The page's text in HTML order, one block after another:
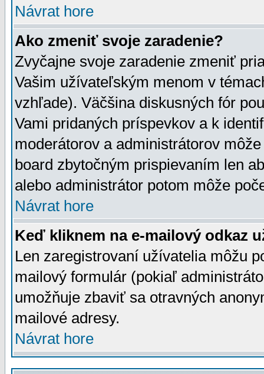
Návrat hore
Ako zmeniť svoje zaradenie?
Zvyčajne svoje zaradenie zmeniť
Vašim užívateľským menom v
vzhľade). Väčšina diskusných fór
Vami pridaných príspevkov a k
moderátorov a administrátorov
board zbytočným prispievaním len
alebo administrátor potom môže
Návrat hore
Keď kliknem na e-mailový odkaz
Len zaregistrovaní užívatelia môžu
mailový formulár (pokiaľ
umožňuje zbaviť sa otravných
mailové adresy.
Návrat hore